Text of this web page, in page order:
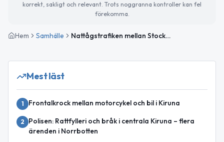
korrekt, sakligt och relevant. Trots noggranna kontroller kan fel
förekomma.
Hem Samhälle Nattågstrafiken mellan Stockholm och Narvik halveras – kritik mot regeringen
Mest läst
1 Frontalkrock mellan motorcykel och bil i Kiruna
2
Polisen: Rattfylleri och bråk i centrala Kiruna – flera
ärenden i Norrbotten